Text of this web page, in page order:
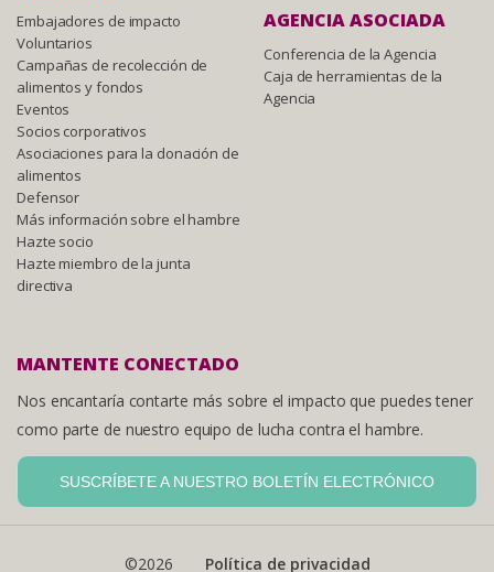
Embajadores de impacto
Voluntarios
Campañas de recolección de
alimentos y fondos
Eventos
Socios corporativos
Asociaciones para la donación de
alimentos
Defensor
Más información sobre el hambre
Hazte socio
Hazte miembro de la junta
directiva
AGENCIA ASOCIADA
Conferencia de la Agencia
Caja de herramientas de la
Agencia
MANTENTE CONECTADO
Nos encantaría contarte más sobre el impacto que puedes tener
como parte de nuestro equipo de lucha contra el hambre.
SUSCRÍBETE A NUESTRO BOLETÍN ELECTRÓNICO
©2026 Política de privacidad